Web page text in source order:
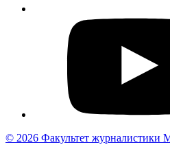
© 2026 Факультет журналистики